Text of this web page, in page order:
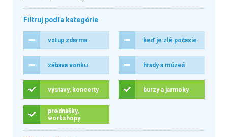
Filtruj podľa kategórie
vstup zdarma keď je zlé počasie
zábava vonku hrady a múzeá
výstavy, koncerty burzy a jarmoky
prednášky,
workshopy